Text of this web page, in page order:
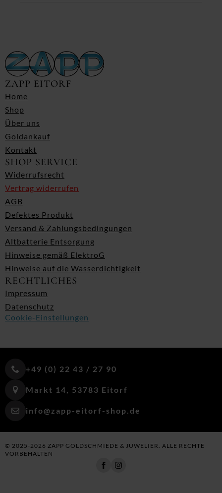
ZAPP EITORF
Home
Shop
Über uns
Goldankauf
Kontakt
SHOP SERVICE
Widerrufsrecht
Vertrag widerrufen
AGB
Defektes Produkt
Versand & Zahlungsbedingungen
Altbatterie Entsorgung
Hinweise gemäß ElektroG
Hinweise auf die Wasserdichtigkeit
RECHTLICHES
Impressum
Datenschutz
Cookie-Einstellungen
+49 (0) 22 43 / 27 90
Markt 14, 53783 Eitorf
info@zapp-eitorf-shop.de
© 2025-2026 ZAPP GOLDSCHMIEDE & JUWELIER. ALLE RECHTE
VORBEHALTEN